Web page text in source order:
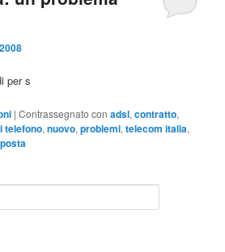
per s
|Contrassegnato con adsl,contratto,
telefono,nuovo,problemi,telecom italia,